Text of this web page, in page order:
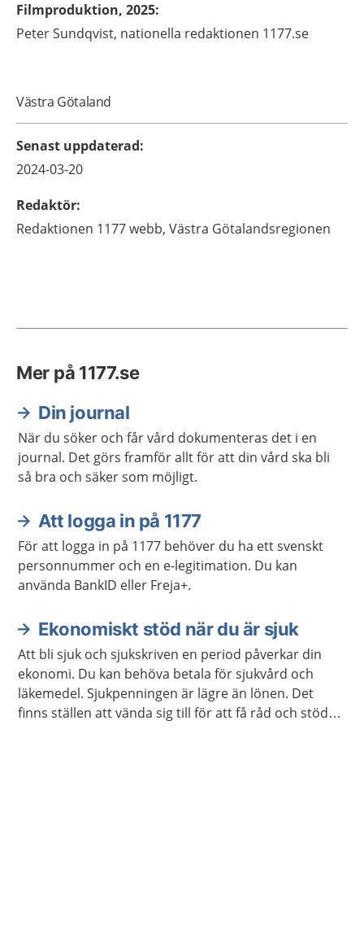
Filmproduktion, 2025:
Peter Sundqvist, nationella redaktionen 1177.se
Västra Götaland
Senast uppdaterad:
2024-03-20
Redaktör:
Redaktionen 1177 webb, Västra Götalandsregionen
Mer på 1177.se
Din journal
När du söker och får vård dokumenteras det i en
journal. Det görs framför allt för att din vård ska bli
så bra och säker som möjligt.
Att logga in på 1177
För att logga in på 1177 behöver du ha ett svenskt
personnummer och en e-legitimation. Du kan
använda BankID eller Freja+.
Ekonomiskt stöd när du är sjuk
Att bli sjuk och sjukskriven en period påverkar din
ekonomi. Du kan behöva betala för sjukvård och
läkemedel. Sjukpenningen är lägre än lönen. Det
finns ställen att vända sig till för att få råd och stöd